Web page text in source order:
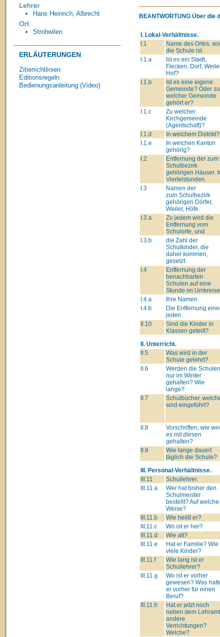
Lehrer
Hans Heinrich, Albrecht
Ort
Strohwilen
ERLÄUTERUNGEN
Zitierrichtlinien
Editionsregeln
Bedienungsanleitung (Video)
BEANTWORTUNG Über die
I. Lokal-Verhältnisse.
I.1
Name des Ortes, wo
die Schule ist.
I.1.a
Ist es ein Stadt,
Flecken, Dorf,
Hof?
I.1.b
Ist es eine eigene
Gemeinde? Oder zu
welcher Gemeinde
gehört er?
I.1.c
Zu welcher
Kirchgemeinde
(Agentschaft)?
I.1.d
In welchem Distrikt?
I.1.e
In welchen Kanton
gehörig?
I.2
Entfernung der zum
Schulbezirk
gehörigen Häuser.
Viertelstunden.
I.3
Namen der
zum Schulbezirk
gehörigen Dörfer,
Weiler, Höfe.
I.3.a
Zu jedem wird die
Entfernung vom
Schulorte, und
I.3.b
die Zahl der
Schulkinder, die
daher kommen,
gesetzt.
I.4
Entfernung der
benachbarten
Schulen auf eine
Stunde im
I.4.a
Ihre Namen.
I.4.b
Die Entfernung
jeden.
II.10
Sind die Kinder in
Klassen geteilt?
II. Unterricht.
II.5
Was wird in der
Schule gelehrt?
II.6
Werden die Schulen
nur im Winter
gehalten? Wie
lange?
II.7
Schulbücher,
sind eingeführt?
II.8
Vorschriften, wie
es mit diesen
gehalten?
II.9
Wie lange dauert
täglich die Schule?
III. Personal-Verhältnisse.
III.11
Schullehrer.
III.11.a
Wer hat bisher den
Schulmeister
bestellt? Auf welche
Weise?
III.11.b
Wie heißt er?
III.11.c
Wo ist er her?
III.11.d
Wie alt?
III.11.e
Hat er Familie? Wie
viele Kinder?
III.11.f
Wie lang ist er
Schullehrer?
III.11.g
Wo ist er vorher
gewesen? Was
er vorher für einen
Beruf?
III.11.h
Hat er jetzt noch
neben dem
andere
Verrichtungen?
Welche?